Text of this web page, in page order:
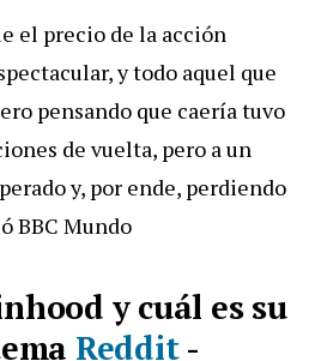
el precio de la acción
y todo aquel que
pensando que caería tuvo
de vuelta, pero a un
y, por ende, perdiendo
BBC Mundo
y cuál es su
Reddit-